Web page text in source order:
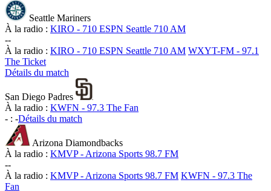
Seattle Mariners
À la radio : KIRO - 710 ESPN Seattle 710 AM
--
À la radio : KIRO - 710 ESPN Seattle 710 AM WXYT-FM - 97.1
The Ticket
Détails du match
San Diego Padres
À la radio : KWFN - 97.3 The Fan
- : -Détails du match
Arizona Diamondbacks
À la radio : KMVP - Arizona Sports 98.7 FM
--
À la radio : KMVP - Arizona Sports 98.7 FM KWFN - 97.3 The
Fan